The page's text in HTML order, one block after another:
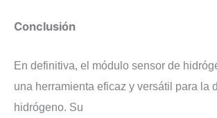
​Conclusión
​En definitiva, el módulo sensor de
una herramienta eficaz y versátil para la
hidrógeno. Su